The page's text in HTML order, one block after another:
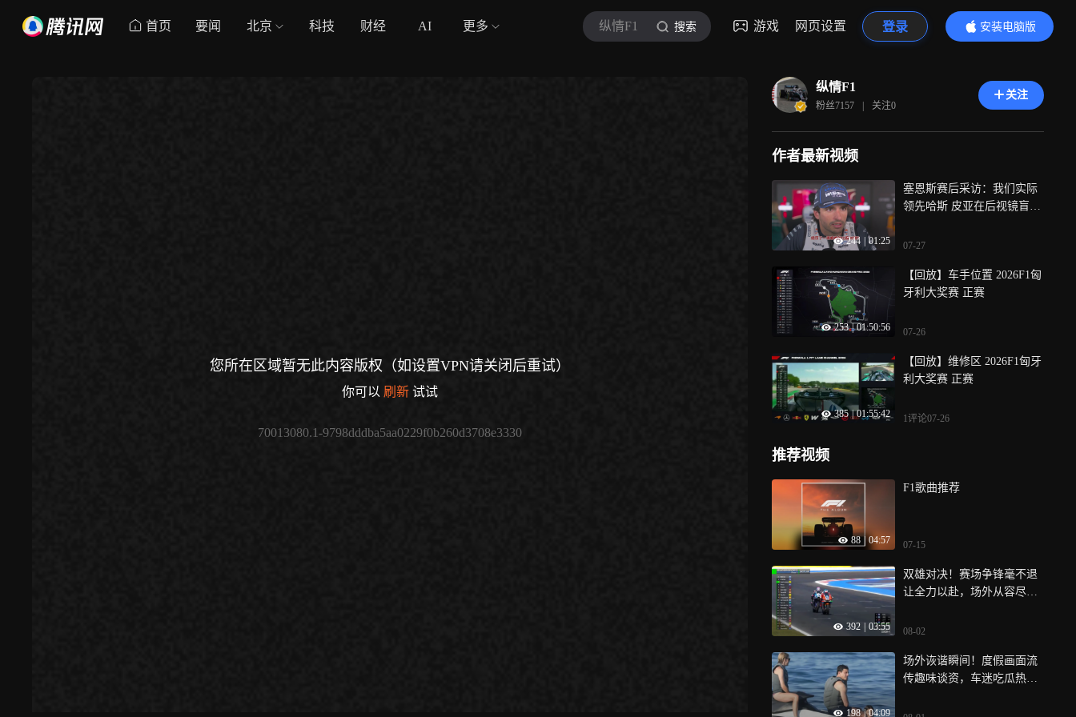
首页 要闻 北京 科技 财经 AI 更多 纵情F1 搜索 游戏 网页设置 登录
安装电脑版
内容更精彩
您所在区域暂无此内容版权（如设置VPN请关闭后重试）
你可以 刷新 试试
70013080.1-9798dddba5aa0229f0b260d3708e3330
纵情F1
粉丝7157 | 关注0
关注
作者最新视频
244 01:25
塞恩斯赛后采访：我们实际
领先哈斯 皮亚在后视镜盲区
07-27
253 | 01:50:56
【回放】车手位置 2026F1匈
牙利大奖赛 正赛
07-26
385 | 01:55:42
【回放】维修区 2026F1匈牙
利大奖赛 正赛
1评论07-26
推荐视频
88 04:57
F1歌曲推荐
07-15
392 03:55
双雄对决！赛场争锋毫不退
让全力以赴，场外从容尽显
08-02
198 | 04:09
场外诙谐瞬间！度假画面流
传趣味谈资，车迷吃瓜热议